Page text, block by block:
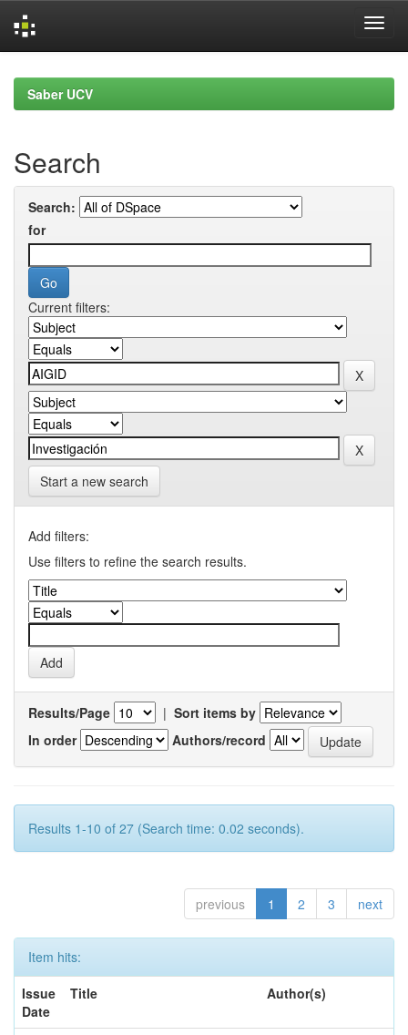
navigationSaber UCV
Search
Search:
for
Current filters:
Start a new search
Add filters:
Use filters to refine the search results.
Results/Page | Sort items by
In order
Authors/record
Results 1-10 of 27 (Search time: 0.02 seconds).
previous 1 2 3 next
Item hits:
Issue
Date
Title Author(s)